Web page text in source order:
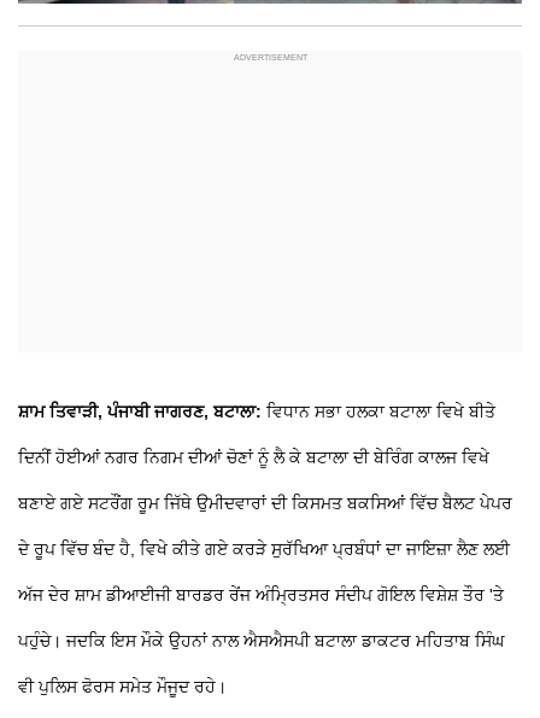
ਸ਼ਾਮ ਤਿਵਾੜੀ, ਪੰਜਾਬੀ ਜਾਗਰਣ, ਬਟਾਲਾ: ਵਿਧਾਨ ਸਭਾ ਹਲਕਾ ਬਟਾਲਾ ਵਿਖੇ ਬੀਤੇ
ਦਿਨੀਂ ਹੋਈਆਂ ਨਗਰ ਨਿਗਮ ਦੀਆਂ ਚੋਣਾਂ ਨੂੰ ਲੈ ਕੇ ਬਟਾਲਾ ਦੀ ਬੇਰਿੰਗ ਕਾਲਜ ਵਿਖੇ
ਬਣਾਏ ਗਏ ਸਟਰੌਂਗ ਰੂਮ ਜਿੱਥੇ ਉਮੀਦਵਾਰਾਂ ਦੀ ਕਿਸਮਤ ਬਕਸਿਆਂ ਵਿੱਚ ਬੈਲਟ ਪੇਪਰ
ਦੇ ਰੂਪ ਵਿੱਚ ਬੰਦ ਹੈ, ਵਿਖੇ ਕੀਤੇ ਗਏ ਕਰੜੇ ਸੁਰੱਖਿਆ ਪ੍ਰਬੰਧਾਂ ਦਾ ਜਾਇਜ਼ਾ ਲੈਣ ਲਈ
ਅੱਜ ਦੇਰ ਸ਼ਾਮ ਡੀਆਈਜੀ ਬਾਰਡਰ ਰੇਂਜ ਅੰਮ੍ਰਿਤਸਰ ਸੰਦੀਪ ਗੋਇਲ ਵਿਸ਼ੇਸ਼ ਤੌਰ 'ਤੇ
ਪਹੁੰਚੇ। ਜਦਕਿ ਇਸ ਮੌਕੇ ਉਹਨਾਂ ਨਾਲ ਐਸਐਸਪੀ ਬਟਾਲਾ ਡਾਕਟਰ ਮਹਿਤਾਬ ਸਿੰਘ
ਵੀ ਪੁਲਿਸ ਫੋਰਸ ਸਮੇਤ ਮੌਜੂਦ ਰਹੇ।